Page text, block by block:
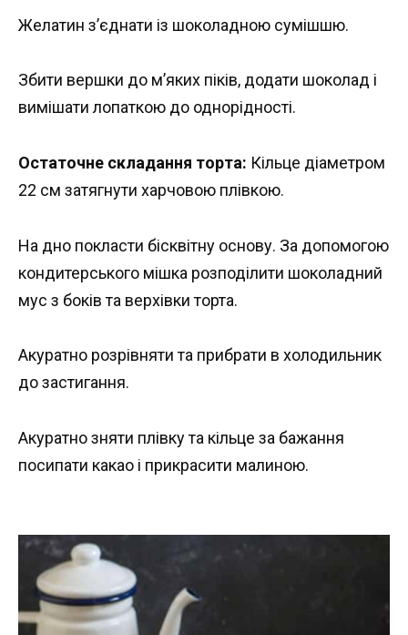
Желатин з’єднати із шоколадною сумішшю.
Збити вершки до м’яких піків, додати шоколад і
вимішати лопаткою до однорідності.
Остаточне складання торта: Кільце діаметром
22 см затягнути харчовою плівкою.
На дно покласти бісквітну основу. За допомогою
кондитерського мішка розподілити шоколадний
мус з боків та верхівки торта.
Акуратно розрівняти та прибрати в холодильник
до застигання.
Акуратно зняти плівку та кільце за бажання
посипати какао і прикрасити малиною.